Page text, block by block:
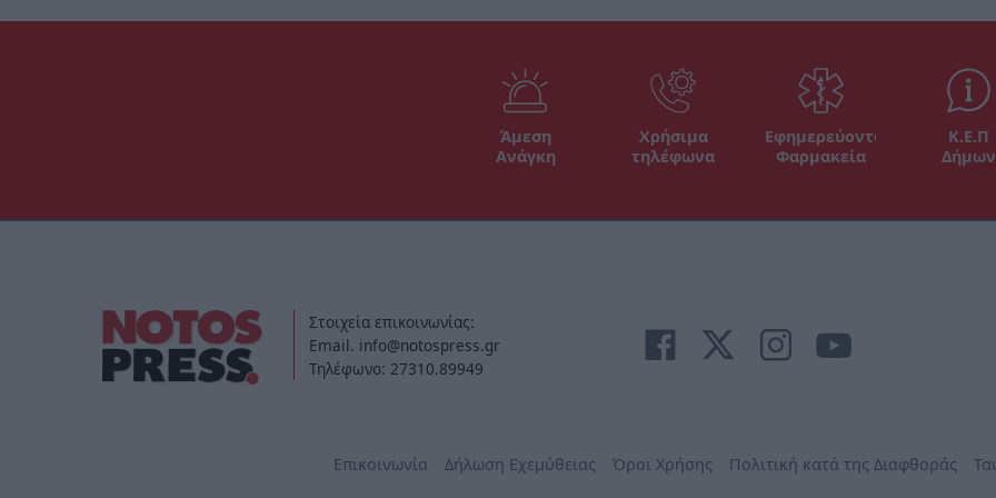
Άμεση
Ανάγκη
Χρήσιμα
τηλέφωνα
Εφημερεύοντα
Φαρμακεία
Κ.Ε.Π
Δήμων
Στοιχεία επικοινωνίας:
Email. info@notospress.gr
Τηλέφωνο: 27310.89949
Επικοινωνία Δήλωση Εχεμύθειας Όροι Χρήσης Πολιτική κατά της Διαφθοράς